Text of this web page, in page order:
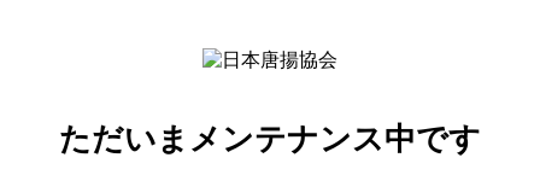
ただいまメンテナンス中です